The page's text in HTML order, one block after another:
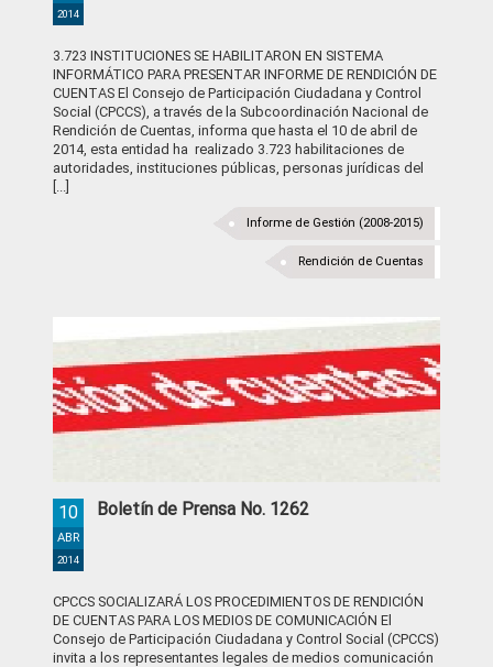
2014
3.723 INSTITUCIONES SE HABILITARON EN SISTEMA
INFORMÁTICO PARA PRESENTAR INFORME DE RENDICIÓN DE
CUENTAS El Consejo de Participación Ciudadana y Control
Social (CPCCS), a través de la Subcoordinación Nacional de
Rendición de Cuentas, informa que hasta el 10 de abril de
2014, esta entidad ha realizado 3.723 habilitaciones de
autoridades, instituciones públicas, personas jurídicas del
[...]
Informe de Gestión (2008-2015)
Rendición de Cuentas
Boletín de Prensa No. 1262
10
ABR
2014
CPCCS SOCIALIZARÁ LOS PROCEDIMIENTOS DE RENDICIÓN
DE CUENTAS PARA LOS MEDIOS DE COMUNICACIÓN El
Consejo de Participación Ciudadana y Control Social (CPCCS)
invita a los representantes legales de medios comunicación